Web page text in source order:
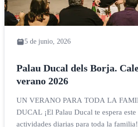
5 de junio, 2026
Palau Ducal dels Borja.
verano 2026
UN VERANO PARA TODA LA
DUCAL ¡El Palau Ducal te espera
actividades diarias para toda la